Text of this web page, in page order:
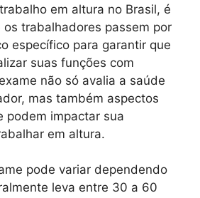
em altura no Brasil, é
trabalhadores passem por
específico para garantir que
suas funções com
não só avalia a saúde
mas também aspectos
podem impactar sua
em altura.
pode variar dependendo
leva entre 30 a 60